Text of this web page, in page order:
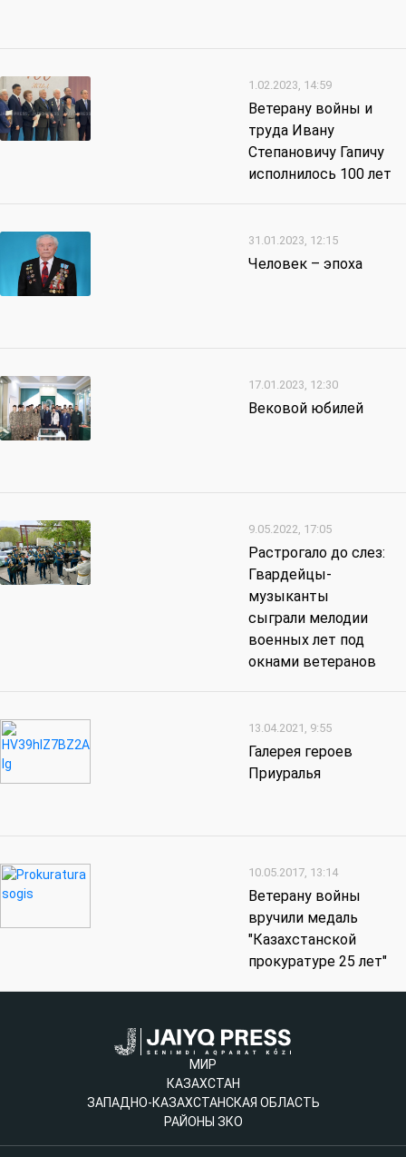
1.02.2023, 14:59
Ветерану войны и
труда Ивану
Степановичу Гапичу
исполнилось 100 лет
31.01.2023, 12:15
Человек – эпоха
17.01.2023, 12:30
Вековой юбилей
9.05.2022, 17:05
Растрогало до слез:
Гвардейцы-
музыканты
сыграли мелодии
военных лет под
окнами ветеранов
13.04.2021, 9:55
Галерея героев
Приуралья
10.05.2017, 13:14
Ветерану войны
вручили медаль
"Казахстанской
прокуратуре 25 лет"
МИР
КАЗАХСТАН
ЗАПАДНО-КАЗАХСТАНСКАЯ ОБЛАСТЬ
РАЙОНЫ ЗКО